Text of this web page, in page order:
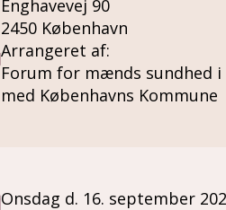
Enghavevej 90
2450 København
Arrangeret af:
Forum for mænds sundhed i
med Københavns Kommune
Onsdag d. 16. september